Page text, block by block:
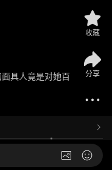
具人竟是对她百
收藏
分享